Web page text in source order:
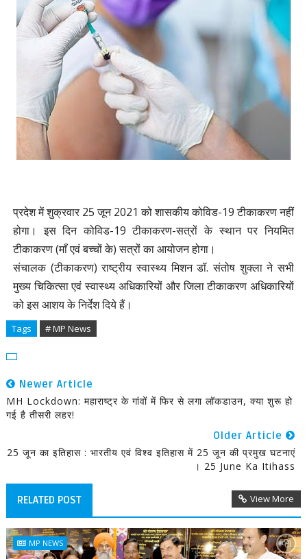
प्रदेश में शुक्रवार 25 जून 2021 को शासकीय कोविड-19 टीकाकरण नहीं
होगा। इस दिन कोविड-19 टीकाकरण-सत्रों के स्थान पर नियमित
टीकाकरण (माँ एवं बच्चों के) सत्रों का आयोजन होगा।
संचालक (टीकाकरण) राष्ट्रीय स्वास्थ्य मिशन डॉ. संतोष शुक्ला ने सभी
मुख्य चिकित्सा एवं स्वास्थ्य अधिकारियों और जिला टीकाकरण अधिकारियों
को इस आशय के निर्देश दिये हैं।
Tags # MP News
Newer Article
MH Lockdown: महाराष्ट्र के गांवों में फिर से लगा लॉकडाउन, क्या शुरू हो
गई है तीसरी लहर!
Older Article
25 जून का इतिहास : भारतीय एवं विश्व इतिहास में 25 जून की प्रमुख घटनाएं
। 25 June Ka Itihass
RELATED POST View More
MP NEWS